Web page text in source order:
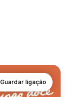
Guardar ligação